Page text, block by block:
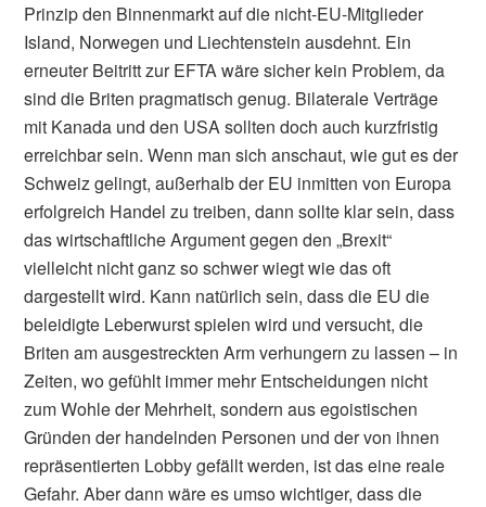
Prinzip den Binnenmarkt auf die nicht-EU-Mitglieder
Island, Norwegen und Liechtenstein ausdehnt. Ein
erneuter Beitritt zur EFTA wäre sicher kein Problem, da
sind die Briten pragmatisch genug. Bilaterale Verträge
mit Kanada und den USA sollten doch auch kurzfristig
erreichbar sein. Wenn man sich anschaut, wie gut es der
Schweiz gelingt, außerhalb der EU inmitten von Europa
erfolgreich Handel zu treiben, dann sollte klar sein, dass
das wirtschaftliche Argument gegen den „Brexit“
vielleicht nicht ganz so schwer wiegt wie das oft
dargestellt wird. Kann natürlich sein, dass die EU die
beleidigte Leberwurst spielen wird und versucht, die
Briten am ausgestreckten Arm verhungern zu lassen – in
Zeiten, wo gefühlt immer mehr Entscheidungen nicht
zum Wohle der Mehrheit, sondern aus egoistischen
Gründen der handelnden Personen und der von ihnen
repräsentierten Lobby gefällt werden, ist das eine reale
Gefahr. Aber dann wäre es umso wichtiger, dass die